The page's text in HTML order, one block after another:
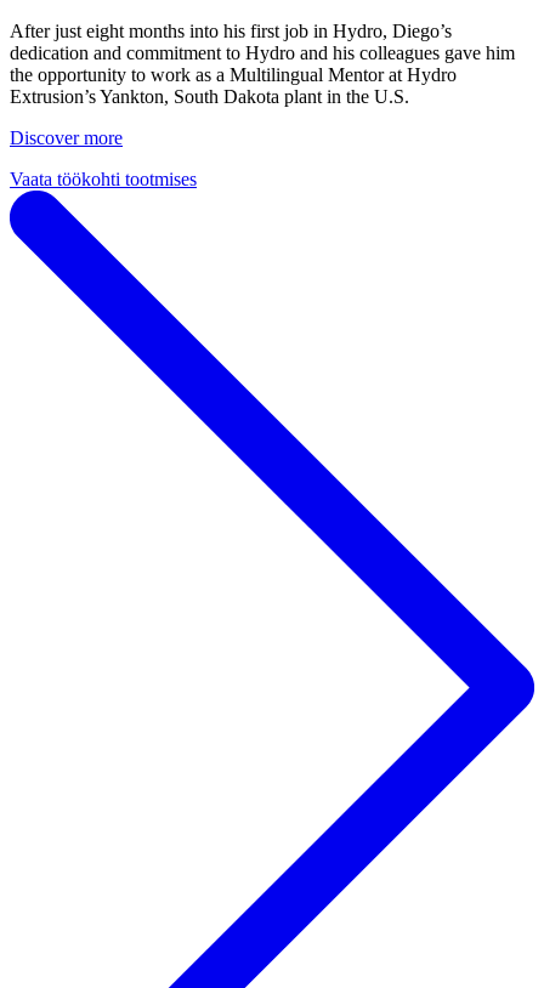
After just eight months into his first job in Hydro, Diego’s
dedication and commitment to Hydro and his colleagues gave him
the opportunity to work as a Multilingual Mentor at Hydro
Extrusion’s Yankton, South Dakota plant in the U.S.
Discover more
Vaata töökohti tootmises